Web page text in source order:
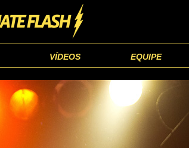
VÍDEOS EQUIPE